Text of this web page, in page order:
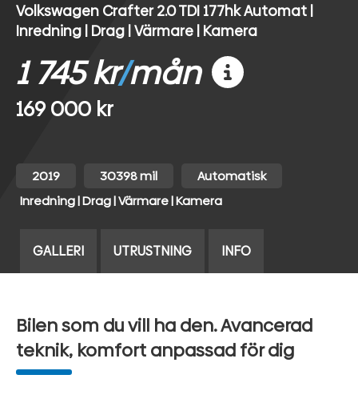
Volkswagen Crafter 2.0 TDI 177hk Automat |
Inredning | Drag | Värmare | Kamera
1 745 kr/mån
169 000 kr
2019 30398 mil
Automatisk
Inredning | Drag | Värmare | Kamera
GALLERI UTRUSTNING INFO
Bilen som du vill ha den. Avancerad
teknik, komfort anpassad för dig